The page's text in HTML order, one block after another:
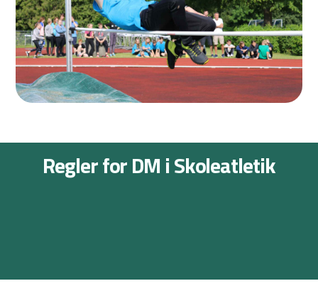
Regler for DM i Skoleatletik